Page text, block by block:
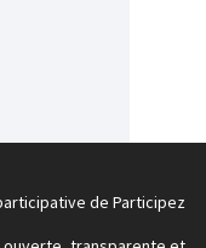
de Participez